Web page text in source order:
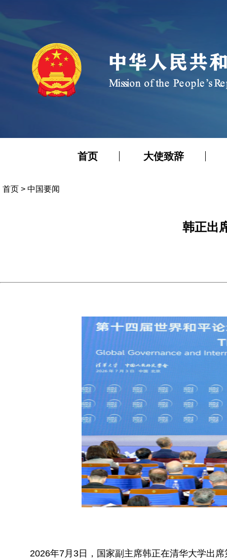
首页 大使致辞
首页 > 中国要闻
韩正出
2026年7月3日，国家副主席韩正在清华大学出